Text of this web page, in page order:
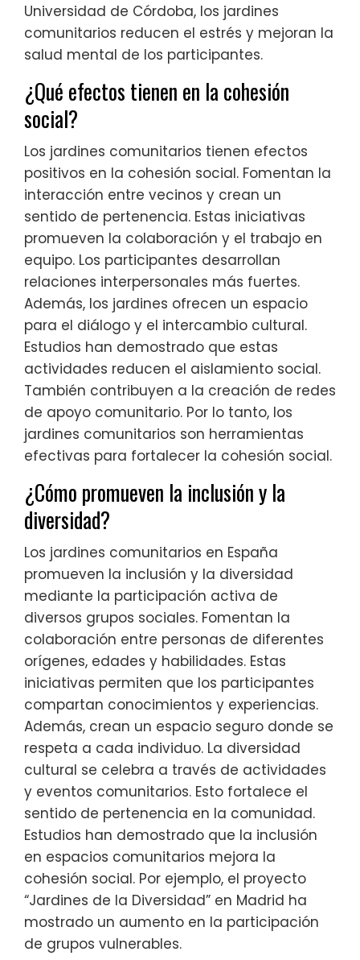
Universidad de Córdoba, los jardines
comunitarios reducen el estrés y mejoran la
salud mental de los participantes.
¿Qué efectos tienen en la cohesión
social?
Los jardines comunitarios tienen efectos
positivos en la cohesión social. Fomentan la
interacción entre vecinos y crean un
sentido de pertenencia. Estas iniciativas
promueven la colaboración y el trabajo en
equipo. Los participantes desarrollan
relaciones interpersonales más fuertes.
Además, los jardines ofrecen un espacio
para el diálogo y el intercambio cultural.
Estudios han demostrado que estas
actividades reducen el aislamiento social.
También contribuyen a la creación de redes
de apoyo comunitario. Por lo tanto, los
jardines comunitarios son herramientas
efectivas para fortalecer la cohesión social.
¿Cómo promueven la inclusión y la
diversidad?
Los jardines comunitarios en España
promueven la inclusión y la diversidad
mediante la participación activa de
diversos grupos sociales. Fomentan la
colaboración entre personas de diferentes
orígenes, edades y habilidades. Estas
iniciativas permiten que los participantes
compartan conocimientos y experiencias.
Además, crean un espacio seguro donde se
respeta a cada individuo. La diversidad
cultural se celebra a través de actividades
y eventos comunitarios. Esto fortalece el
sentido de pertenencia en la comunidad.
Estudios han demostrado que la inclusión
en espacios comunitarios mejora la
cohesión social. Por ejemplo, el proyecto
“Jardines de la Diversidad” en Madrid ha
mostrado un aumento en la participación
de grupos vulnerables.